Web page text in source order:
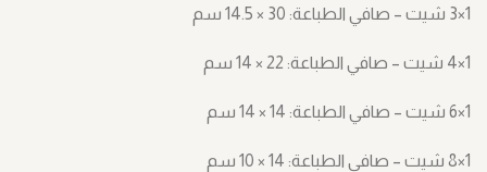
1×3 شيت – صافي الطباعة: ‎14.5 × 30 سم
1×4 شيت – صافي الطباعة: ‎14 × 22 سم
1×6 شيت – صافي الطباعة: ‎14 × 14 سم
1×8 شيت – صافي الطباعة: ‎10 × 14 سم